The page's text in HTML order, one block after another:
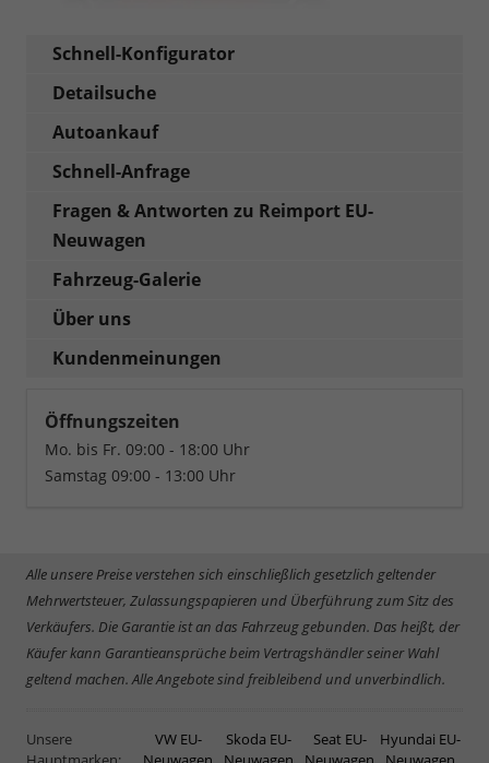
Schnell-Konfigurator
Detailsuche
Autoankauf
Schnell-Anfrage
Fragen & Antworten zu Reimport EU-
Neuwagen
Fahrzeug-Galerie
Über uns
Kundenmeinungen
Öffnungszeiten
Mo. bis Fr. 09:00 - 18:00 Uhr
Samstag 09:00 - 13:00 Uhr
Alle unsere Preise verstehen sich einschließlich gesetzlich geltender
Mehrwertsteuer, Zulassungspapieren und Überführung zum Sitz des
Verkäufers. Die Garantie ist an das Fahrzeug gebunden. Das heißt, der
Käufer kann Garantieansprüche beim Vertragshändler seiner Wahl
geltend machen. Alle Angebote sind freibleibend und unverbindlich.
Unsere
VW EU-
Skoda EU-
Seat EU-
Hyundai EU-